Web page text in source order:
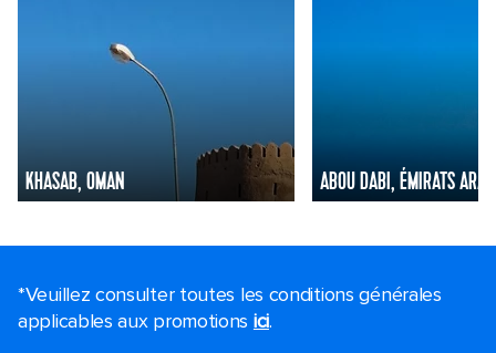
KHASAB, OMAN ABOU DABI, ÉMIRATS
*Veuillez consulter toutes les conditions générales
applicables aux promotions ici.